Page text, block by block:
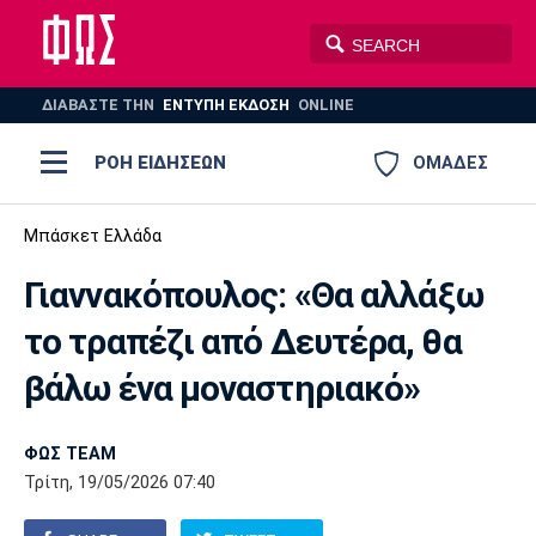
ΔΙΑΒΑΣΤΕ THN ΕΝΤΥΠΗ ΕΚΔΟΣΗ ONLINE
ΟΜΑΔΕΣ
ΡΟΗ ΕΙΔΗΣΕΩΝ
ΠΟΔΟΣΦΑΙΡΟ
ΣΠΟΡ
AUTO-MOTO PLUS
Ποδόσφαιρο
Super League 1
Super League 2
Ελλάδα
Μπάσκετ
Ελλάδα
EuroLeague
Ολυμπιακοί Αγώνες
Πόλο
Ολυμπιακός ΑΕΚ ΠΑΟΚ
Παναθηναϊκός
Μπάσκετ Ελλάδα
Γιαννακόπουλος: «Θα αλλάξω
το τραπέζι από Δευτέρα, θα
βάλω ένα μοναστηριακό»
ΦΩΣ TEAM
Τρίτη, 19/05/2026 07:40